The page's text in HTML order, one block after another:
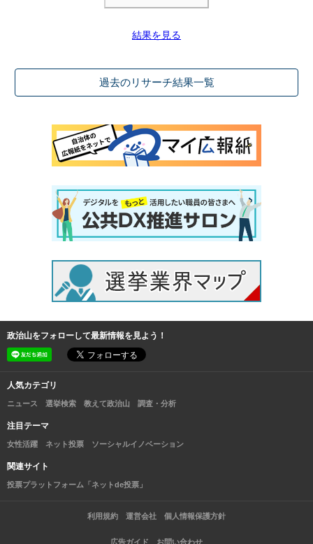
結果を見る
過去のリサーチ結果一覧
政治山をフォローして最新情報を見よう！
人気カテゴリ
ニュース 選挙検索 教えて政治山 調査・分析
注目テーマ
女性活躍 ネット投票 ソーシャルイノベーション
関連サイト
投票プラットフォーム「ネットde投票」
利用規約 運営会社 個人情報保護方針
広告ガイド お問い合わせ